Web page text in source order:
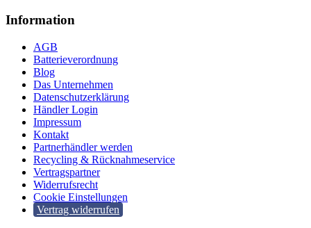
Information
AGB
Batterieverordnung
Blog
Das Unternehmen
Datenschutzerklärung
Händler Login
Impressum
Kontakt
Partnerhändler werden
Recycling & Rücknahmeservice
Vertragspartner
Widerrufsrecht
Cookie Einstellungen
Vertrag widerrufen